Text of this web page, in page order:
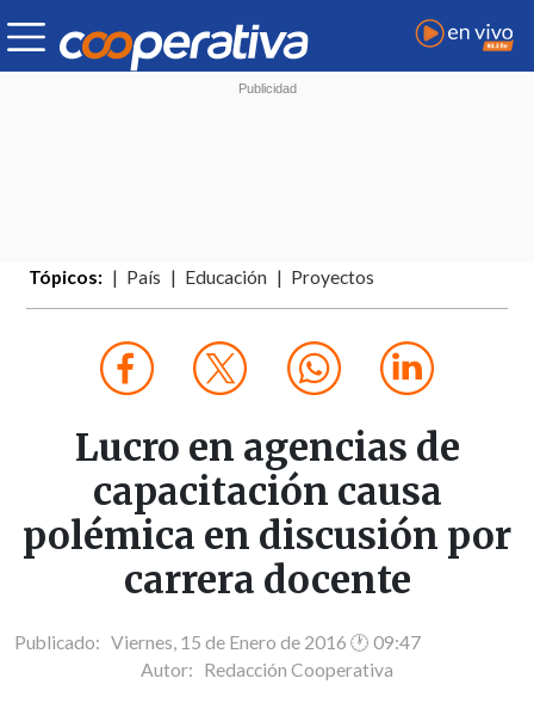
Tópicos: País Educación Proyectos
Lucro en agencias de
capacitación causa
polémica en discusión por
carrera docente
Publicado: Viernes, 15 de Enero de 2016 🕐 09:47
Autor: Redacción Cooperativa